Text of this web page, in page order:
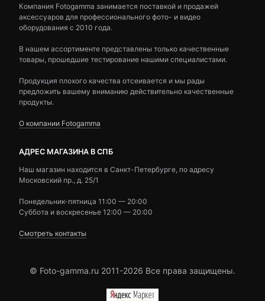
Компания Fotogamma занимается поставкой и продажей
аксессуаров для профессионального фото- и видео
оборудования с 2010 года.
В нашем ассортименте представлены только качественные
товары, прошедшие тестирование нашими специалистами.
Продукция плохого качества отсеивается и мы рады
предложить вашему вниманию действительно качественные
продукты.
О компании Fotogamma
АДРЕС МАГАЗИНА В СПБ
Наш магазин находится в Санкт-Петербурге, по адресу
Московский пр., д. 25/1
Понедельник-пятница 11:00 — 20:00
Суббота и воскресенье 12:00 — 20:00
Смотреть контакты
© Foto-gamma.ru 2011-2026 Все права защищены.